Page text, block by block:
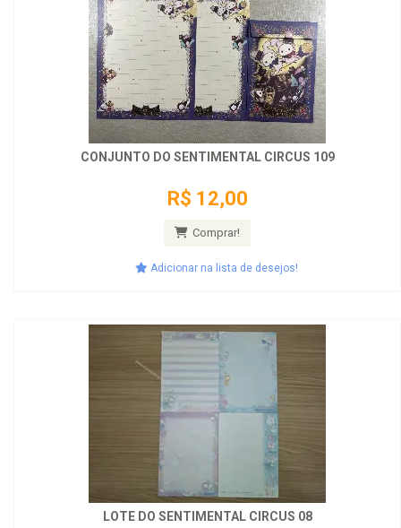
CONJUNTO DO SENTIMENTAL CIRCUS 109
R$ 12,00
Comprar!
Adicionar na lista de desejos!
LOTE DO SENTIMENTAL CIRCUS 08